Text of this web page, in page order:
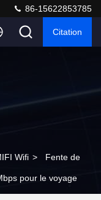
86-15622853785
Citation
Wifi > Fente de
pour le voyage